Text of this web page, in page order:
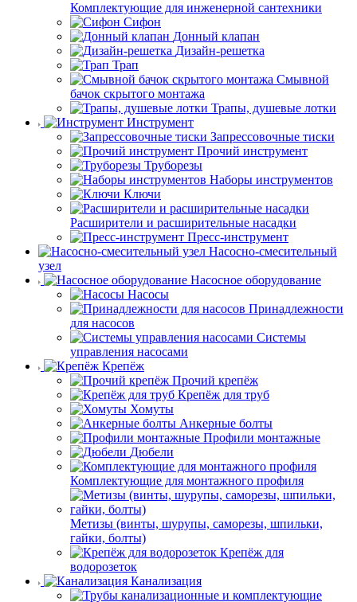
Комплектующие для инженерной сантехники
Сифон
Донный клапан
Дизайн-решетка
Трап
Смывной
бачок скрытого монтажа
Трапы, душевые лотки
Инструмент
Запрессовочные тиски
Прочий инструмент
Труборезы
Наборы инструментов
Ключи
Расширители и расширительные насадки
Пресс-инструмент
Насосно-смесительный
узел
Насосное оборудование
Насосы
Принадлежности
для насосов
Системы
управления насосами
Крепёж
Прочий крепёж
Крепёж для труб
Хомуты
Анкерные болты
Профили монтажные
Дюбели
Комплектующие для монтажного профиля
Метизы (винты, шурупы, саморезы, шпильки,
гайки, болты)
Крепёж для
водорозеток
Канализация